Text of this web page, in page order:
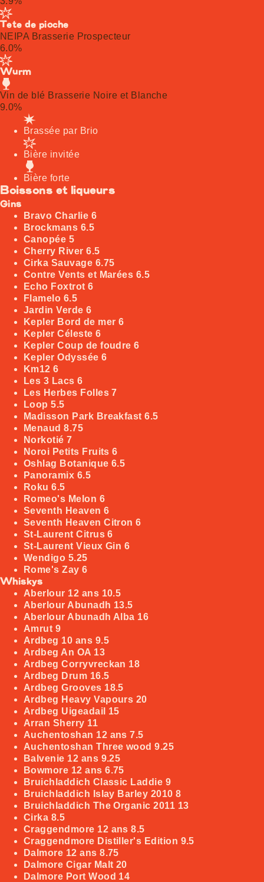
Tête de pioche
NEIPA Brasserie Prospecteur
6.0%
Wurm
Vin de blé Brasserie Noire et Blanche
9.0%
Brassée par Brio
Bière invitée
Bière forte
Boissons et liqueurs
Gins
Bravo Charlie 6
Brockmans 6.5
Canopée 5
Cherry River 6.5
Cirka Sauvage 6.75
Contre Vents et Marées 6.5
Echo Foxtrot 6
Flamelo 6.5
Jardin Verde 6
Kepler Bord de mer 6
Kepler Céleste 6
Kepler Coup de foudre 6
Kepler Odyssée 6
Km12 6
Les 3 Lacs 6
Les Herbes Folles 7
Loop 5.5
Madisson Park Breakfast 6.5
Menaud8.75
Norkotié7
Noroi Petits Fruits 6
Oshlag Botanique 6.5
Panoramix 6.5
Roku 6.5
Romeo's Melon 6
Seventh Heaven 6
Seventh Heaven Citron 6
St-Laurent Citrus 6
St-Laurent Vieux Gin 6
Wendigo 5.25
Rome's Zay 6
Whiskys
Aberlour 12 ans 10.5
Aberlour Abunadh 13.5
Aberlour Abunadh Alba 16
Amrut 9
Ardbeg 10 ans 9.5
Ardbeg An OA 13
Ardbeg Corryvreckan 18
Ardbeg Drum 16.5
Ardbeg Grooves 18.5
Ardbeg Heavy Vapours 20
Ardbeg Uigeadail 15
Arran Sherry 11
Auchentoshan 12 ans 7.5
Auchentoshan Three wood 9.25
Balvenie 12 ans 9.25
Bowmore 12 ans 6.75
Bruichladdich Classic Laddie 9
Bruichladdich Islay Barley 2010 8
Bruichladdich The Organic 2011 13
Cirka 8.5
Craggendmore 12 ans 8.5
Craggendmore Distiller's Edition 9.5
Dalmore 12 ans 8.75
Dalmore Cigar Malt 20
Dalmore Port Wood 14